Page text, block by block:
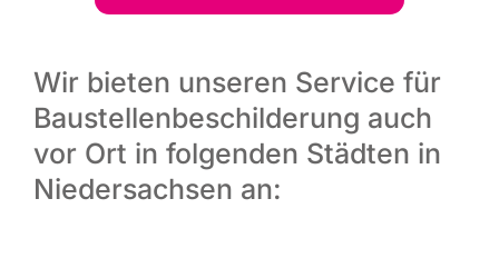
Wir bieten unseren Service für
Baustellenbeschilderung auch
vor Ort in folgenden Städten in
Niedersachsen an: